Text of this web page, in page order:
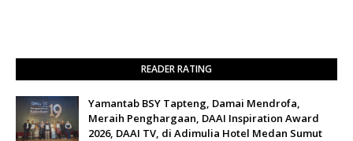
READER RATING
Yamantab BSY Tapteng, Damai Mendrofa,
Meraih Penghargaan, DAAI Inspiration Award
2026, DAAI TV, di Adimulia Hotel Medan Sumut